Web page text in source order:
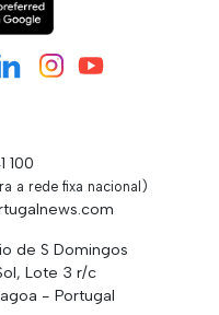
100
a rede fixa nacional)
de S Domingos
Lote 3 r/c
- Portugal